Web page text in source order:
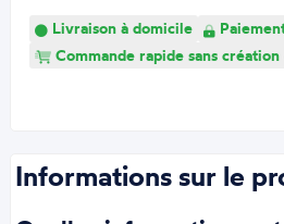
Livraison à domicile
Commande rapide sans
Informations sur le